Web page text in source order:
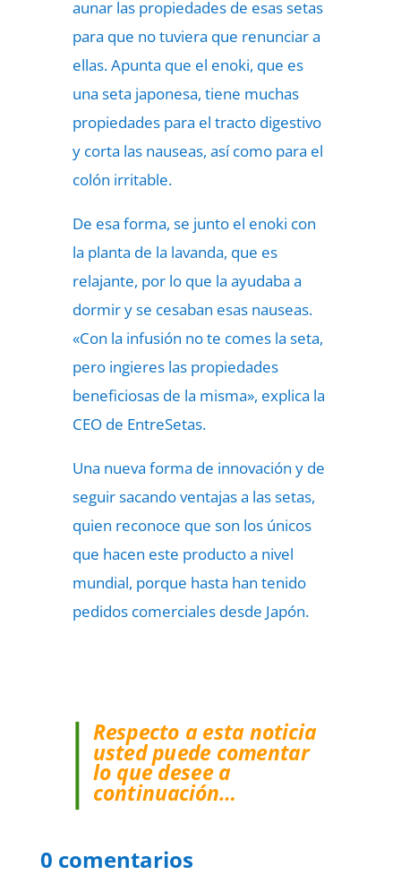
aunar las propiedades de esas setas
para que no tuviera que renunciar a
ellas. Apunta que el enoki, que es
una seta japonesa, tiene muchas
propiedades para el tracto digestivo
y corta las nauseas, así como para el
colón irritable.
De esa forma, se junto el enoki con
la planta de la lavanda, que es
relajante, por lo que la ayudaba a
dormir y se cesaban esas nauseas.
«Con la infusión no te comes la seta,
pero ingieres las propiedades
beneficiosas de la misma», explica la
CEO de EntreSetas.
Una nueva forma de innovación y de
seguir sacando ventajas a las setas,
quien reconoce que son los únicos
que hacen este producto a nivel
mundial, porque hasta han tenido
pedidos comerciales desde Japón.
Respecto a esta noticia
usted puede comentar
lo que desee a
continuación…
0 comentarios